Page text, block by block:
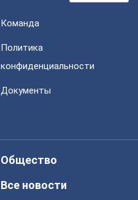
Команда
Политика
конфиденциальности
Документы
Общество
Все новости